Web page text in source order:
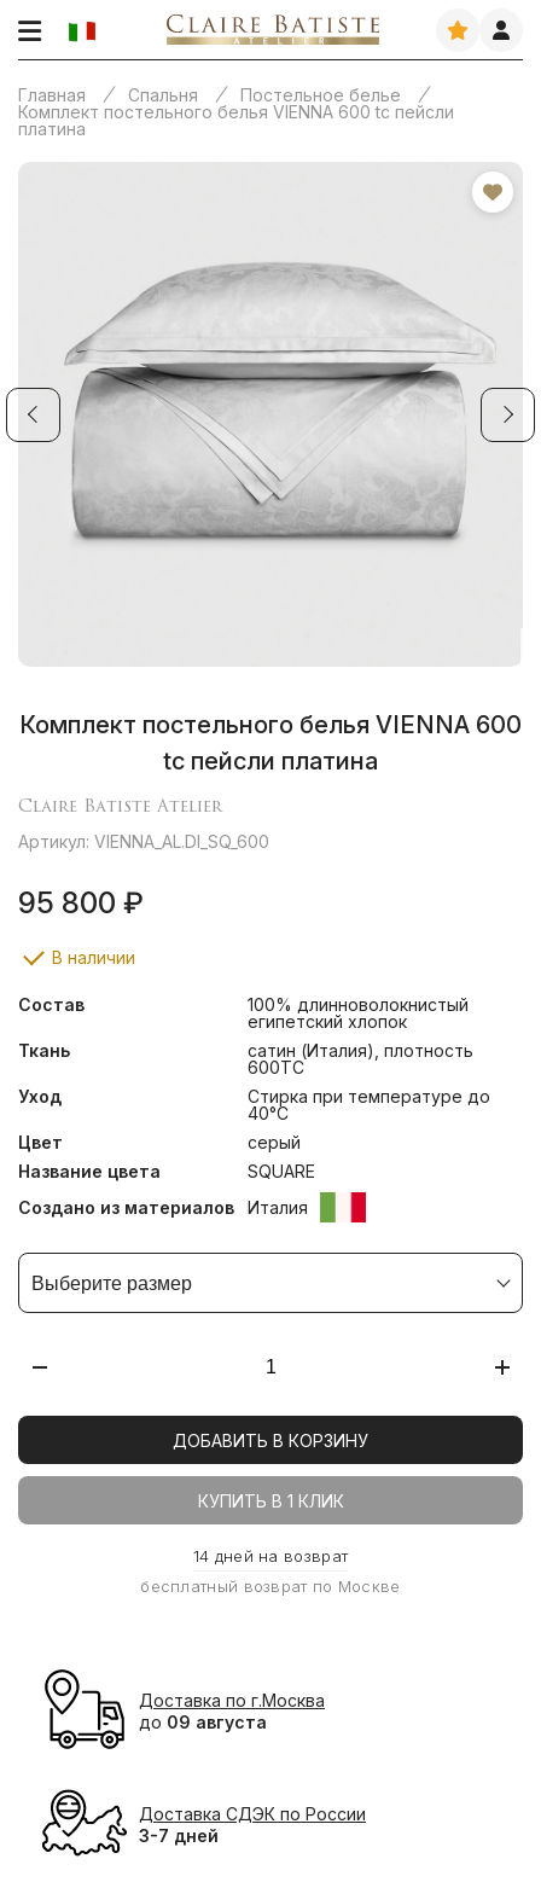
Главная Спальня
Постельное белье
Комплект постельного белья VIENNA 600 tc пейсли
платина
Комплект постельного белья VIENNA 600
tc пейсли платина
Claire Batiste Atelier
Артикул: VIENNA_AL.DI_SQ_600
95 800 ₽
В наличии
Состав
100% длинноволокнистый
египетский хлопок
Ткань
сатин (Италия), плотность
600ТС
Уход
Cтирка при температуре до
40°С
Цвет
серый
Название цвета
SQUARE
Создано из материалов
Италия
Выберите размер
ДОБАВИТЬ В КОРЗИНУ
КУПИТЬ В 1 КЛИК
14 дней на возврат
бесплатный возврат по Москве
Доставка по г.Москва
до 09 августа
Доставка СДЭК по России
3-7 дней